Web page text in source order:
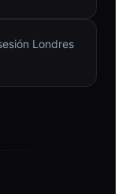
Londres